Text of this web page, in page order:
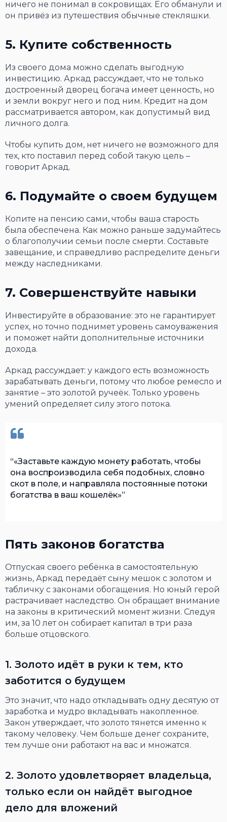
ничего не понимал в сокровищах. Его обманули и
он привёз из путешествия обычные стекляшки.
5. Купите собственность
Из своего дома можно сделать выгодную
инвестицию. Аркад рассуждает, что не только
достроенный дворец богача имеет ценность, но
и земли вокруг него и под ним. Кредит на дом
рассматривается автором, как допустимый вид
личного долга.
Чтобы купить дом, нет ничего не возможного для
тех, кто поставил перед собой такую цель –
говорит Аркад.
6. Подумайте о своем будущем
Копите на пенсию сами, чтобы ваша старость
была обеспечена. Как можно раньше задумайтесь
о благополучии семьи после смерти. Составьте
завещание, и справедливо распределите деньги
между наследниками.
7. Совершенствуйте навыки
Инвестируйте в образование: это не гарантирует
успех, но точно поднимет уровень самоуважения
и поможет найти дополнительные источники
дохода.
Аркад рассуждает: у каждого есть возможность
зарабатывать деньги, потому что любое ремесло и
занятие – это золотой ручеёк. Только уровень
умений определяет силу этого потока.
«Заставьте каждую монету работать, чтобы
она воспроизводила себя подобных, словно
скот в поле, и направляла постоянные потоки
богатства в ваш кошелёк»
Пять законов богатства
Отпуская своего ребёнка в самостоятельную
жизнь, Аркад передаёт сыну мешок с золотом и
табличку с законами обогащения. Но юный герой
растрачивает наследство. Он обращает внимание
на законы в критический момент жизни. Следуя
им, за 10 лет он собирает капитал в три раза
больше отцовского.
1. Золото идёт в руки к тем, кто
заботится о будущем
Это значит, что надо откладывать одну десятую от
заработка и мудро вкладывать накопленное.
Закон утверждает, что золото тянется именно к
такому человеку. Чем больше денег сохраните,
тем лучше они работают на вас и множатся.
2. Золото удовлетворяет владельца,
только если он найдёт выгодное
дело для вложений